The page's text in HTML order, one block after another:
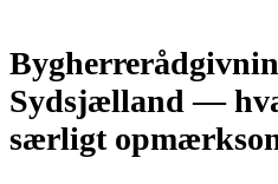
Sydsjælland —
særligt